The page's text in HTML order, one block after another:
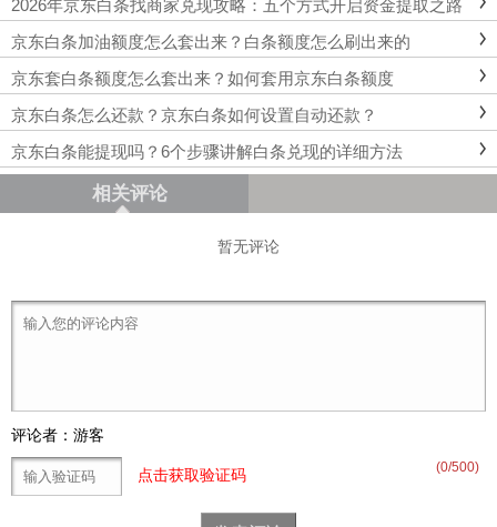
2026年京东白条找商家兑现攻略：五个方式开启资金提取之路
京东白条加油额度怎么套出来？白条额度怎么刷出来的
京东套白条额度怎么套出来？如何套用京东白条额度
京东白条怎么还款？京东白条如何设置自动还款？
京东白条能提现吗？6个步骤讲解白条兑现的详细方法
相关评论
暂无评论
评论者：游客
(0/500)
点击获取验证码